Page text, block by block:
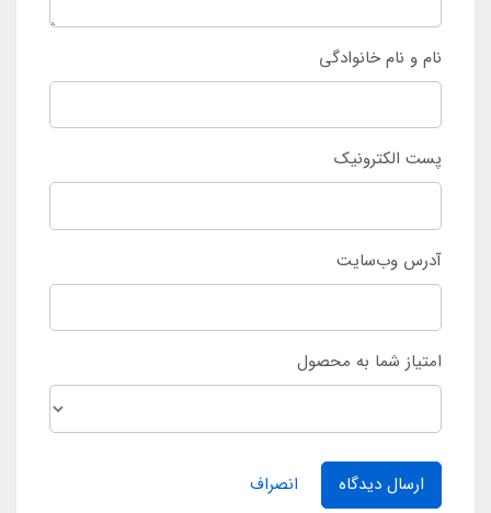
نام و نام خانوادگی
پست الکترونیک
آدرس وب‌سایت
امتیاز شما به محصول
ارسال دیدگاه انصراف